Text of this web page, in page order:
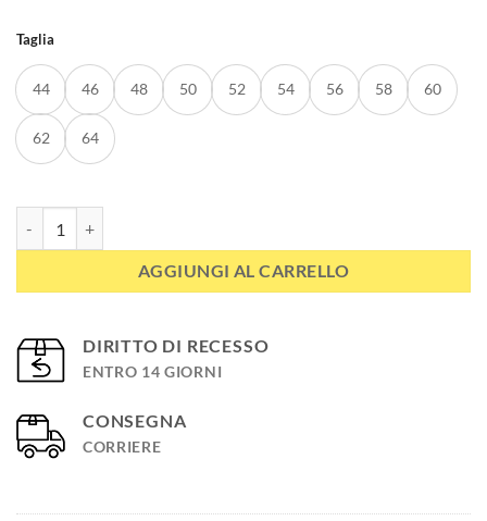
Taglia
44 46 48 50 52 54 56 58 60
62 64
AGGIUNGI AL CARRELLO
DIRITTO DI RECESSO
ENTRO 14 GIORNI
CONSEGNA
CORRIERE